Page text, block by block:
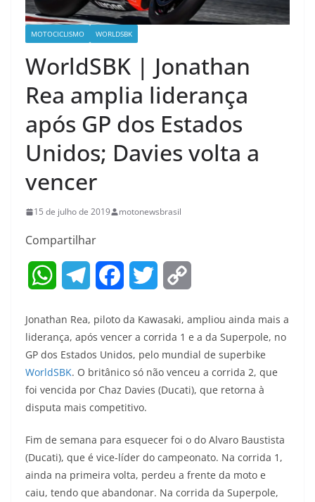
MOTOCICLISMO WORLDSBK
WorldSBK | Jonathan
Rea amplia liderança
após GP dos Estados
Unidos; Davies volta a
vencer
15 de julho de 2019 motonewsbrasil
Compartilhar
W
a
t
s
A
p
p
l
e
g
r
a
m
c
e
b
o
o
k
i
t
t
r
p
y
L
n
k
Jonathan Rea, piloto da Kawasaki, ampliou ainda mais a
liderança, após vencer a corrida 1 e a da Superpole, no
GP dos Estados Unidos, pelo mundial de superbike
WorldSBK. O britânico só não venceu a corrida 2, que
foi vencida por Chaz Davies (Ducati), que retorna à
disputa mais competitivo.
Fim de semana para esquecer foi o do Alvaro Baustista
(Ducati), que é vice-líder do campeonato. Na corrida 1,
ainda na primeira volta, perdeu a frente da moto e
caiu, tendo que abandonar. Na corrida da Superpole,